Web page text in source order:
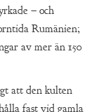
– och
Rumänien;
av mer än 150
att den kulten
fast vid gamla